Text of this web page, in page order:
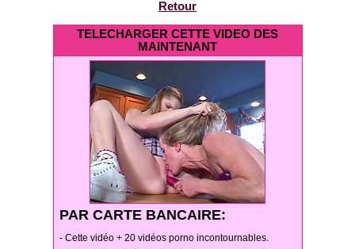
Retour
TELECHARGER CETTE VIDEO DES
MAINTENANT
PAR CARTE BANCAIRE:
- Cette vidéo + 20 vidéos porno incontournables.